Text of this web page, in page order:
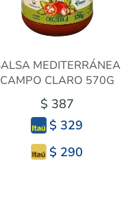
MEDITERRÁNEA
CAMPO CLARO 570G
$ 387
$ 329
$ 290